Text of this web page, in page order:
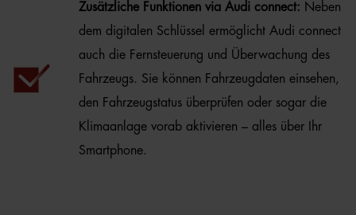
Zusätzliche Funktionen via Audi connect: Neben
dem digitalen Schlüssel ermöglicht Audi connect
auch die Fernsteuerung und Überwachung des
Fahrzeugs. Sie können Fahrzeugdaten einsehen,
den Fahrzeugstatus überprüfen oder sogar die
Klimaanlage vorab aktivieren – alles über Ihr
Smartphone.